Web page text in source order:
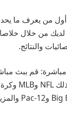
من يعرف ما
لديك من خلال
والنتائج.
قم ببث